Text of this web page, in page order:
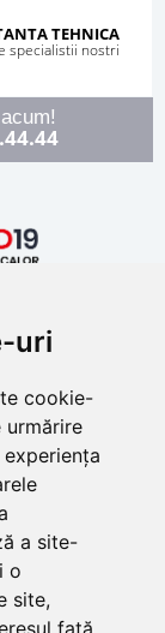
uri
cookie-
urmărire
a site-
o
site,
față
TEHNICA
specialistii nostri